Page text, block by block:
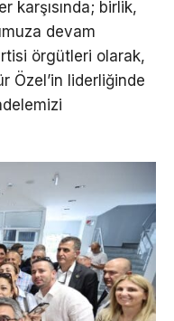
karşısında; birlik,
devam
örgütleri olarak,
Özel’in liderliğinde